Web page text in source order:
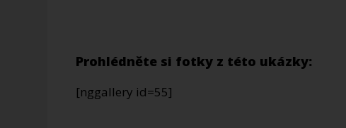
Prohlédněte si fotky z této ukázky:
[nggallery id=55]